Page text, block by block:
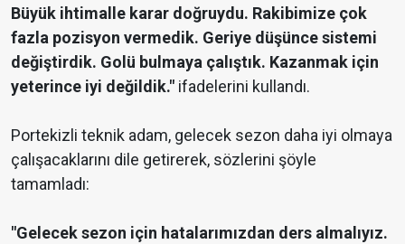
Büyük ihtimalle karar doğruydu. Rakibimize çok
fazla pozisyon vermedik. Geriye düşünce sistemi
değiştirdik. Golü bulmaya çalıştık. Kazanmak için
yeterince iyi değildik." ifadelerini kullandı.
Portekizli teknik adam, gelecek sezon daha iyi olmaya
çalışacaklarını dile getirerek, sözlerini şöyle
tamamladı:
"Gelecek sezon için hatalarımızdan ders almalıyız.